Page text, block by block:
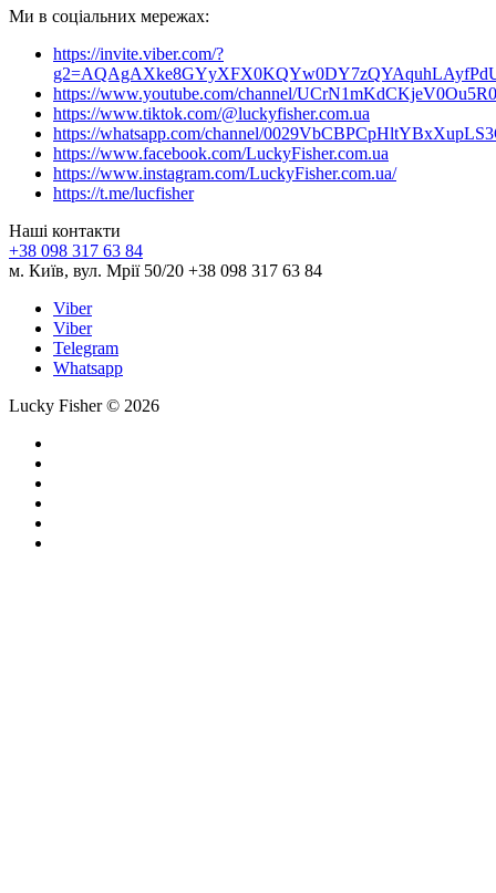
Ми в соціальних мережах:
https://invite.viber.com/?
https://www.youtube.com/channel/
https://www.tiktok.com/@luckyfisher.com.ua
https://whatsapp.com/channel/
https://www.facebook.com/LuckyFisher.com.ua
https://www.instagram.com/LuckyFisher.com.ua/
https://t.me/lucfisher
Наші контакти
+38 098 317 63 84
м. Київ, вул. Мрії 50/20 +38 098 317 63 84
Viber
Viber
Telegram
Whatsapp
Lucky Fisher © 2026